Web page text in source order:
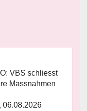
VBS schliesst
Massnahmen
06.08.2026